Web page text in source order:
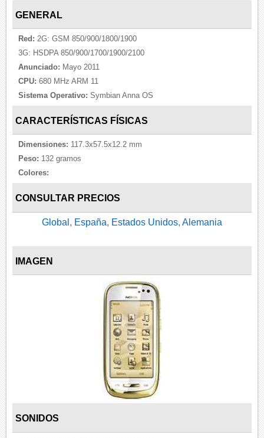
GENERAL
Red: 2G: GSM 850/900/1800/1900
3G: HSDPA 850/900/1700/1900/2100
Anunciado: Mayo 2011
CPU: 680 MHz ARM 11
Sistema Operativo: Symbian Anna OS
CARACTERÍSTICAS FÍSICAS
Dimensiones: 117.3x57.5x12.2 mm
Peso: 132 gramos
Colores:
CONSULTAR PRECIOS
Global , España, Estados Unidos, Alemania
IMAGEN
SONIDOS